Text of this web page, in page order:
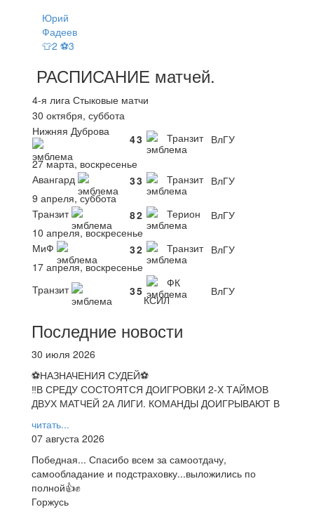
Юрий
Фадеев
👕2 ⚽3
РАСПИСАНИЕ матчей.
4-я лига Стыковые матчи
30 октября, суббота
Нижняя Дуброва
43 Транзит ВлГУ
27 марта, воскресенье
Авангард
33 Транзит ВлГУ
9 апреля, суббота
Транзит
82 Терион
ВлГУ
10 апреля, воскресенье
МиФ
32 Транзит ВлГУ
17 апреля, воскресенье
Транзит
35
ФК
КСИЛ
ВлГУ
Последние новости
30 июля 2026
⚽НАЗНАЧЕНИЯ СУДЕЙ⚽
‼В СРЕДУ СОСТОЯТСЯ ДОИГРОВКИ 2-Х ТАЙМОВ
ДВУХ МАТЧЕЙ 2А ЛИГИ. КОМАНДЫ ДОИГРЫВАЮТ В
читать...
07 августа 2026
Победная... Спасибо всем за самоотдачу,
самообладание и подстраховку...выложились по
полной👍✊
Горжусь